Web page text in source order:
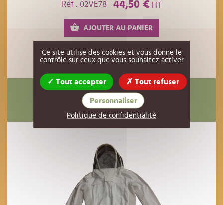
Réf : 02VE78 44,50 € HT
AJOUTER AU PANIER
Ils ont également acheté
Ce site utilise des cookies et vous donne le
contrôle sur ceux que vous souhaitez activer
Tout accepter Tout refuser
Personnaliser
Politique de confidentialité